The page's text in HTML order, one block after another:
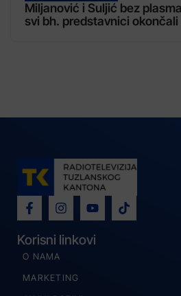
Miljanović i Suljić bez
svi bh. predstavnici
Korisni linkovi
O NAMA
MARKETING